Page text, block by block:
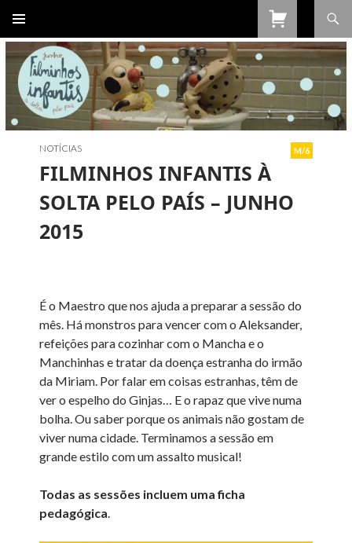
PARA
O
CONTEÚDO
NOTÍCIAS M/6
FILMINHOS INFANTIS À
SOLTA PELO PAÍS – JUNHO
2015
É o Maestro que nos ajuda a preparar a sessão do
mês. Há monstros para vencer com o Aleksander,
refeições para cozinhar com o Mancha e o
Manchinhas e tratar da doença estranha do irmão
da Miriam. Por falar em coisas estranhas, têm de
ver o espelho do Ginjas… E o rapaz que vive numa
bolha. Ou saber porque os animais não gostam de
viver numa cidade. Terminamos a sessão em
grande estilo com um assalto musical!
Todas as sessões incluem uma ficha
pedagógica.